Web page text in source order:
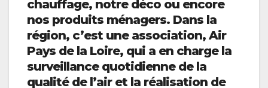
chauffage, notre déco ou encore
nos produits ménagers. Dans la
région, c’est une association, Air
Pays de la Loire, qui a en charge la
surveillance quotidienne de la
qualité de l’air et la réalisation de